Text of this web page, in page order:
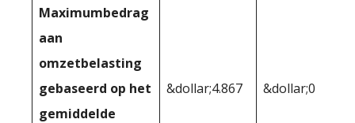
Maximumbedrag
aan
omzetbelasting
gebaseerd op het
gemiddelde
&dollar;4.867 &dollar;0